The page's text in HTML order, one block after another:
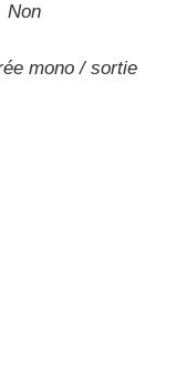
Non
mono / sortie